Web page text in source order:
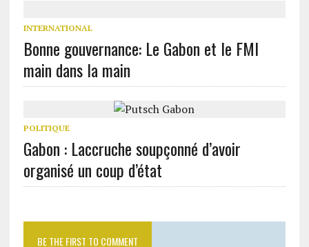
INTERNATIONAL
Bonne gouvernance: Le Gabon et le FMI
main dans la main
POLITIQUE
Gabon : Laccruche soupçonné d’avoir
organisé un coup d’état
BE THE FIRST TO COMMENT